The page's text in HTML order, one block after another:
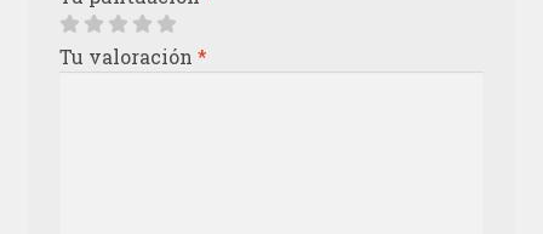
Tu valoración *